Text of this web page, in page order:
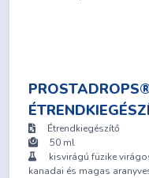
Étrendkiegészítő
50 ml
kisvirágú füzike
kanadai és magas